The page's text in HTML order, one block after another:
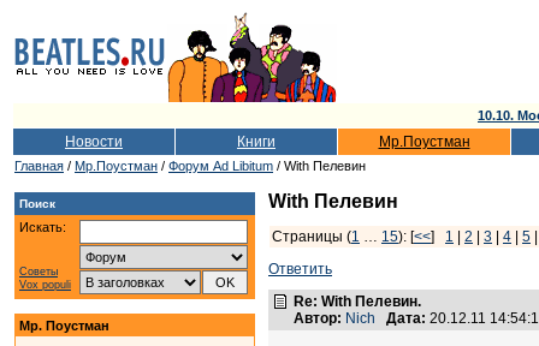
10.10.
Новости Книги Мр.Поустман
Главная / Мр.Поустман / Форум Ad Libitum / With Пелевин
Поиск
Искать:
Советы
Vox populi
Мр. Поустман
With Пелевин
Страницы (1 … 15): [<<] 1 2 3 4 5
Ответить
Re: With Пелевин.
Автор: Nich Дата: 20.12.11